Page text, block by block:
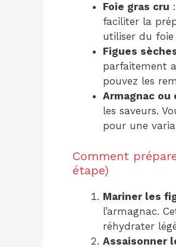
Foie gras cru
faciliter la
utiliser du
Figues
parfaitement
pouvez les
Armagnac ou
les saveurs.
pour une
Comment
étape)
Mariner les
l’armagnac.
réhydrater
Assaisonner